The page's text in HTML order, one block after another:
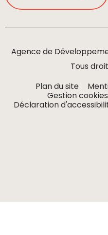
Agence de
Tous
Plan du site
Gestion cookies
Déclaration